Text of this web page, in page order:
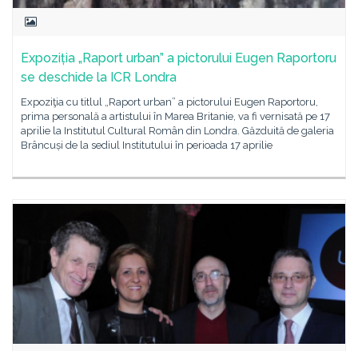
Expoziția „Raport urban” a pictorului Eugen Raportoru
se deschide la ICR Londra
Expoziţia cu titlul „Raport urban” a pictorului Eugen Raportoru,
prima personală a artistului în Marea Britanie, va fi vernisată pe 17
aprilie la Institutul Cultural Român din Londra. Găzduită de galeria
Brâncuși de la sediul Institutului în perioada 17 aprilie